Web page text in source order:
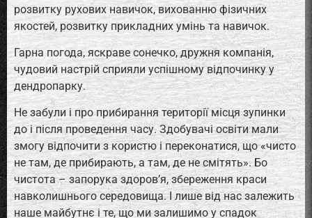
розвитку рухових навичок, вихованню фізичних
якостей, розвитку прикладних умінь та навичок.
Гарна погода, яскраве сонечко, дружня компанія,
чудовий настрій сприяли успішному відпочинку у
дендропарку.
Не забули і про прибирання території місця зупинки
до і після проведення часу. Здобувачі освіти мали
змогу відпочити з користю і переконатися, що «чисто
не там, де прибирають, а там, де не смітять». Бо
чистота – запорука здоров’я, збереження краси
навколишнього середовища. І лише від нас залежить
наше майбутнє і те, що ми залишимо у спадок